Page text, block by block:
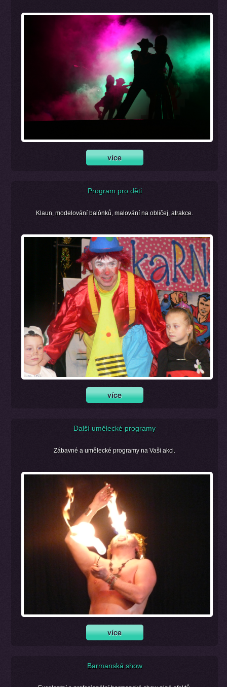
Program pro děti
Klaun, modelování balónků, malování na obličej, atrakce.
Další umělecké programy
Zábavné a umělecké programy na Vaši akci.
Barmanská show